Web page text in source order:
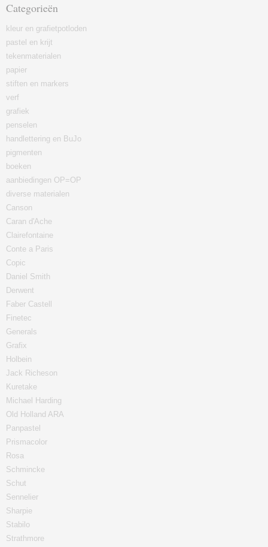
Categorieën
kleur en grafietpotloden
pastel en krijt
tekenmaterialen
papier
stiften en markers
verf
grafiek
penselen
handlettering en BuJo
pigmenten
boeken
aanbiedingen OP=OP
diverse materialen
Canson
Caran d'Ache
Clairefontaine
Conte a Paris
Copic
Daniel Smith
Derwent
Faber Castell
Finetec
Generals
Grafix
Holbein
Jack Richeson
Kuretake
Michael Harding
Old Holland ARA
Panpastel
Prismacolor
Rosa
Schmincke
Schut
Sennelier
Sharpie
Stabilo
Strathmore